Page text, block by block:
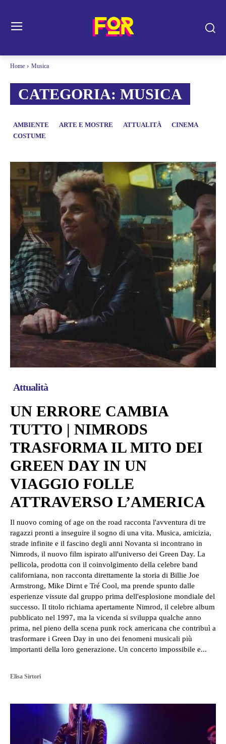
Home Musica
CATEGORIA: MUSICA
AMBIENTE ARTE E MOSTRE ATTUALITÀ
CINEMA
COSTUME
Attualità
UN ERRORE CAMBIA
TUTTO | NIMRODS
TRASFORMA IL MITO DEI
GREEN DAY IN UN
VIAGGIO FOLLE
ATTRAVERSO L’AMERICA
Il nuovo coming of age on the road racconta l'avventura di tre
ragazzi pronti a inseguire il sogno di una vita. Musica, amicizia,
strade infinite e il fascino degli anni Novanta si incontrano in
Nimrods, il nuovo film ispirato all'universo dei Green Day. La
pellicola, prodotta con il coinvolgimento della celebre band
californiana, non racconta direttamente la storia di Billie Joe
Armstrong, Mike Dirnt e Tré Cool, ma prende spunto dalle
esperienze vissute dal gruppo prima dell'esplosione mondiale del
successo. Il titolo richiama apertamente Nimrod, il celebre album
pubblicato nel 1997, ma la vicenda si sviluppa qualche anno
prima, nel pieno della scena punk rock americana che contribuì a
trasformare i Green Day in uno dei fenomeni musicali più
importanti della loro generazione. Un concerto impossibile e...
Elisa Sirtori